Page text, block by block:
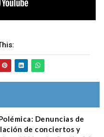
Denuncias de
de conciertos y